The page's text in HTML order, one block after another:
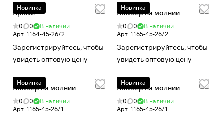
Новинка
Брюки
0 0
В наличии
Арт. 1164-45-26/2
Зарегистрируйтесь, чтобы
увидеть оптовую цену
Новинка
Бомбер на молнии
0 0
В наличии
Арт. 1165-45-26/2
Зарегистрируйтесь, чтобы
увидеть оптовую цену
Новинка
Бомбер на молнии
0 0
В наличии
Арт. 1165-45-26/1
Новинка
Бомбер на молнии
0 0
В наличии
Арт. 1165-45-26/1